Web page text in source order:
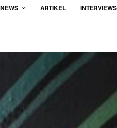
NEWS ARTIKEL INTERVIEWS